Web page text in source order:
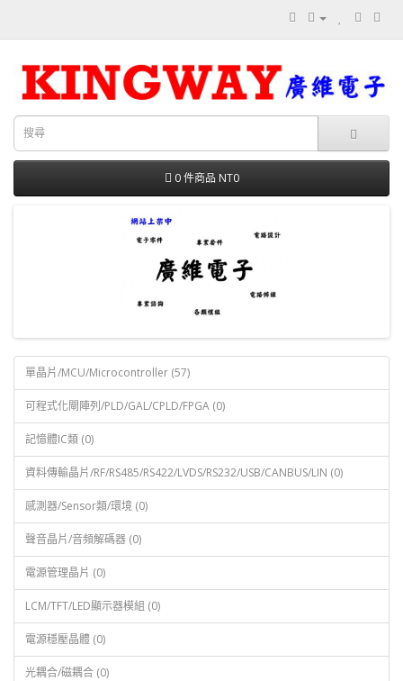
0 件商品 NT0
單晶片/MCU/Microcontroller (57)
可程式化閘陣列/PLD/GAL/CPLD/FPGA (0)
記憶體IC類 (0)
資料傳輸晶片/RF/RS485/RS422/LVDS/RS232/USB/CANBUS/LIN (0)
感測器/Sensor類/環境 (0)
聲音晶片/音頻解碼器 (0)
電源管理晶片 (0)
LCM/TFT/LED顯示器模組 (0)
電源穩壓晶體 (0)
光耦合/磁耦合 (0)